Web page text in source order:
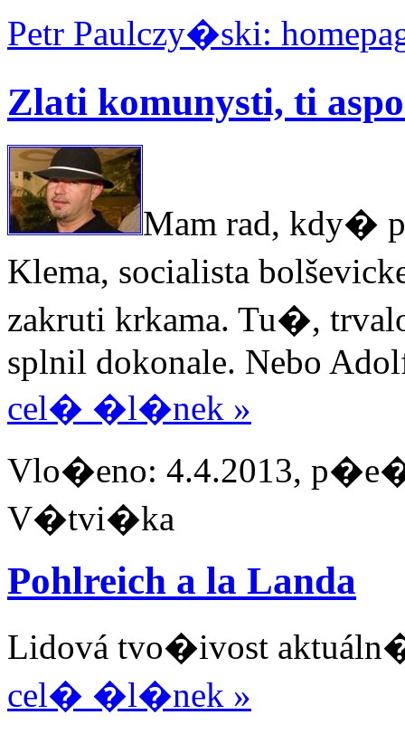
Petr Paulczy�ski:
Zlati komunysti, ti
Mam rad, kdy�
Klema, socialista
zakruti krkama. Tu�,
splnil dokonale. Nebo
cel� �l�nek »
Vlo�eno: 4.4.2013,
V�tvi�ka
Pohlreich a la Landa
Lidová tvo�ivost
cel� �l�nek »